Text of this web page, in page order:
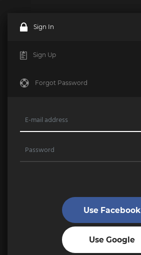
Sign In
Sign Up
Forgot Password
Use Google
Use Facebook